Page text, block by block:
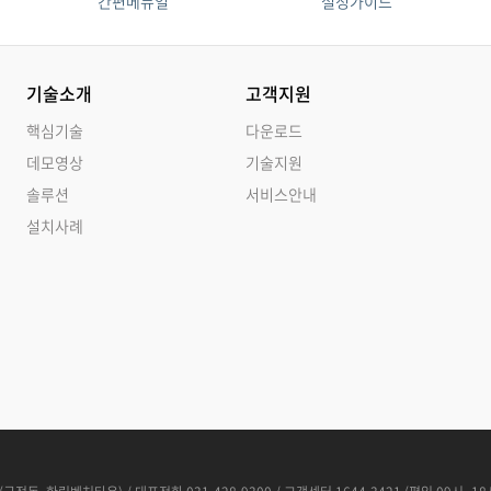
기술소개
핵심기술
데모영상
솔루션
설치사례
고객지원
다운로드
기술지원
서비스안내